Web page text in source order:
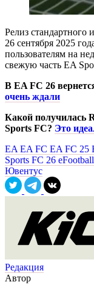
Релиз стандартного
26 сентября 2025
пользователям на
свежую часть EA
В EA FC 26
очень ждали
Какой получилась
Sports FC? Это
EA EA FC EA FC 25
Sports FC 26 eFootball
Ювентус
Редакция
Автор